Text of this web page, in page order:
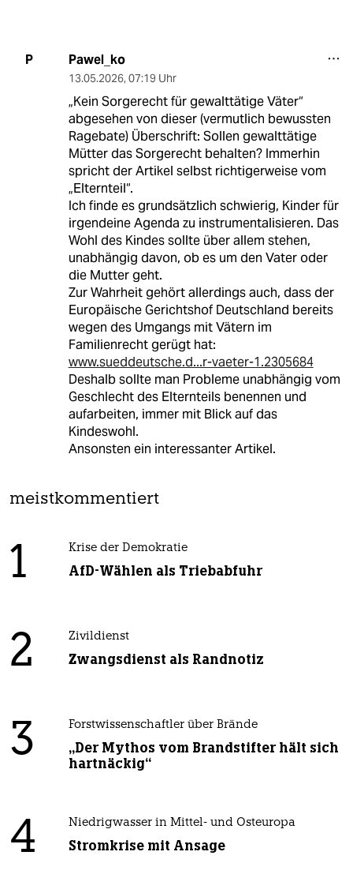
P Pawel_ko
13.05.2026, 07:19 Uhr
„Kein Sorgerecht für gewalttätige Väter“
abgesehen von dieser (vermutlich bewussten
Ragebate) Überschrift: Sollen gewalttätige
Mütter das Sorgerecht behalten? Immerhin
spricht der Artikel selbst richtigerweise vom
„Elternteil“.
Ich finde es grundsätzlich schwierig, Kinder für
irgendeine Agenda zu instrumentalisieren. Das
Wohl des Kindes sollte über allem stehen,
unabhängig davon, ob es um den Vater oder
die Mutter geht.
Zur Wahrheit gehört allerdings auch, dass der
Europäische Gerichtshof Deutschland bereits
wegen des Umgangs mit Vätern im
Familienrecht gerügt hat:
www.sueddeutsche.d...r-vaeter-1.2305684
Deshalb sollte man Probleme unabhängig vom
Geschlecht des Elternteils benennen und
aufarbeiten, immer mit Blick auf das
Kindeswohl.
Ansonsten ein interessanter Artikel.
meistkommentiert
1 Krise der Demokratie
AfD-Wählen als Triebabfuhr
2 Zivildienst
Zwangsdienst als Randnotiz
3 Forstwissenschaftler über Brände
„Der Mythos vom Brandstifter hält sich
hartnäckig“
4 Niedrigwasser in Mittel- und Osteuropa
Stromkrise mit Ansage